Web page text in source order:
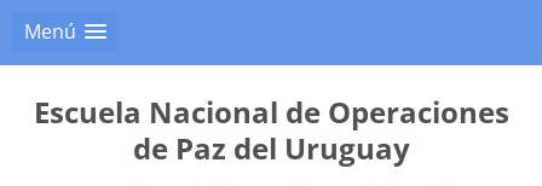
Menú
Escuela Nacional de Operaciones
de Paz del Uruguay